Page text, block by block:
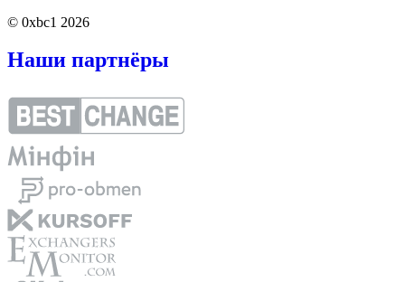
© 0xbc1 2026
Наши партнёры